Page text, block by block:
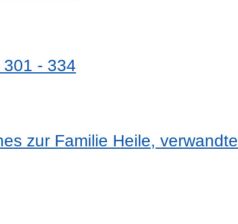
- 334
zur Familie Heile, verwandte